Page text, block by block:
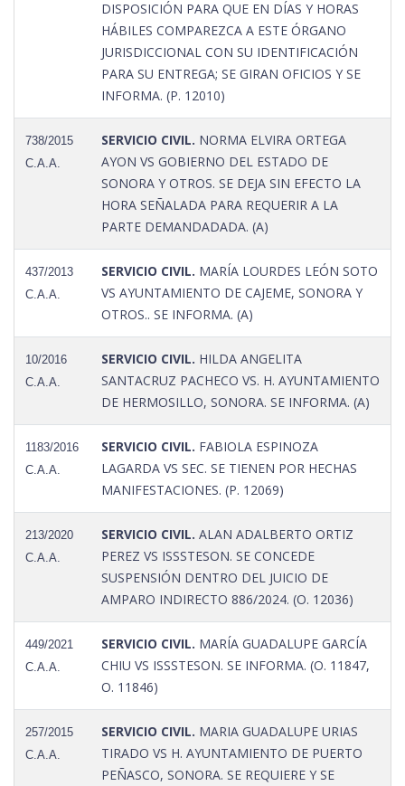
DISPOSICIÓN PARA QUE EN DÍAS Y HORAS
HÁBILES COMPAREZCA A ESTE ÓRGANO
JURISDICCIONAL CON SU IDENTIFICACIÓN
PARA SU ENTREGA; SE GIRAN OFICIOS Y SE
INFORMA. (P. 12010)
738/2015
C.A.A.
SERVICIO CIVIL. NORMA ELVIRA ORTEGA
AYON VS GOBIERNO DEL ESTADO DE
SONORA Y OTROS. SE DEJA SIN EFECTO LA
HORA SEÑALADA PARA REQUERIR A LA
PARTE DEMANDADADA. (A)
437/2013
C.A.A.
SERVICIO CIVIL. MARÍA LOURDES LEÓN SOTO
VS AYUNTAMIENTO DE CAJEME, SONORA Y
OTROS.. SE INFORMA. (A)
10/2016
C.A.A.
SERVICIO CIVIL. HILDA ANGELITA
SANTACRUZ PACHECO VS. H. AYUNTAMIENTO
DE HERMOSILLO, SONORA. SE INFORMA. (A)
1183/2016
C.A.A.
SERVICIO CIVIL. FABIOLA ESPINOZA
LAGARDA VS SEC. SE TIENEN POR HECHAS
MANIFESTACIONES. (P. 12069)
213/2020
C.A.A.
SERVICIO CIVIL. ALAN ADALBERTO ORTIZ
PEREZ VS ISSSTESON. SE CONCEDE
SUSPENSIÓN DENTRO DEL JUICIO DE
AMPARO INDIRECTO 886/2024. (O. 12036)
449/2021
C.A.A.
SERVICIO CIVIL. MARÍA GUADALUPE GARCÍA
CHIU VS ISSSTESON. SE INFORMA. (O. 11847,
O. 11846)
257/2015
C.A.A.
SERVICIO CIVIL. MARIA GUADALUPE URIAS
TIRADO VS H. AYUNTAMIENTO DE PUERTO
PEÑASCO, SONORA. SE REQUIERE Y SE